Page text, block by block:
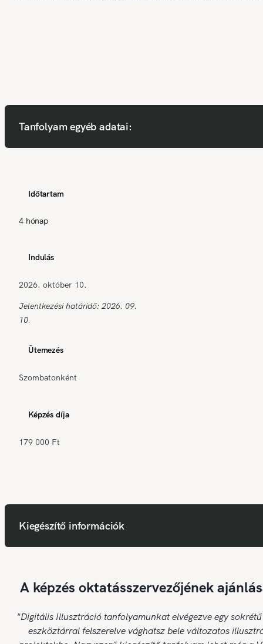
Tanfolyam egyéb adatai:
Időtartam
4 hónap
Indulás
2026. október 10.
Jelentkezési határidő: 2026. 09.
10.
Ütemezés
Szombatonként
Képzés díja
179 000 Ft
Kiegészítő információk
A képzés oktatásszervezőjének
"Digitális Illusztráció tanfolyamunkat elvégezve egy
eszköztárral felszerelve vághatsz bele változatos